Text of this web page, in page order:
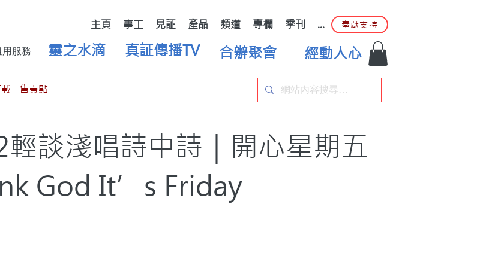
主頁 事工 見証 產品 頻道 專欄 季刊 ... 奉獻支持
靈之水滴
服務 真証傳播TV 合辦聚會 經動人心
售賣點
輕談淺唱詩中詩｜開心星期五
God It’s Friday